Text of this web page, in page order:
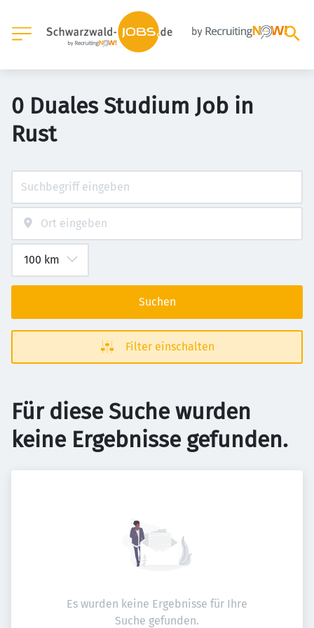
0 Duales Studium Job in
Rust
Suchen
Filter einschalten
Für diese Suche wurden
keine Ergebnisse gefunden.
Es wurden keine Ergebnisse für Ihre
Suche gefunden.